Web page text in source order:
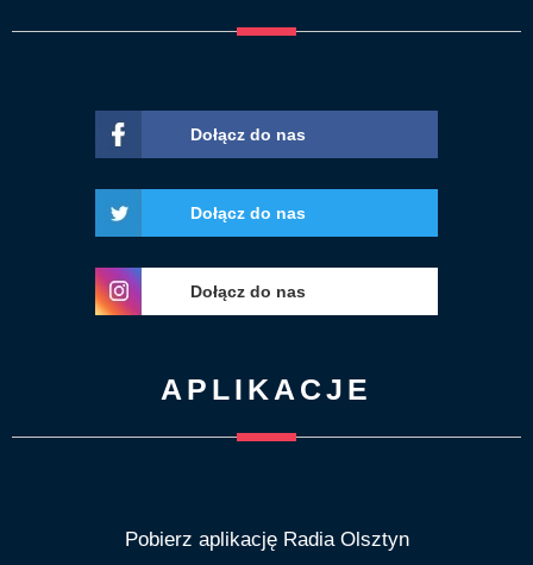
Dołącz do nas
Dołącz do nas
Dołącz do nas
APLIKACJE
Pobierz aplikację Radia Olsztyn